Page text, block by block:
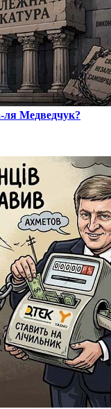
ля Медведчук?